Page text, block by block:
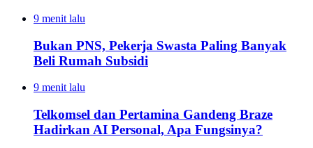
9 menit lalu
Bukan PNS, Pekerja Swasta Paling Banyak
Beli Rumah Subsidi
9 menit lalu
Telkomsel dan Pertamina Gandeng Braze
Hadirkan AI Personal, Apa Fungsinya?